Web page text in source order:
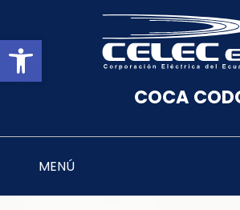
Abrir barra de
COCA
MENÚ